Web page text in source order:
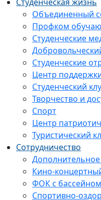
Объединенный
Профком
Студенческие
Студенческие
Центр
Студенческий
Творчество и
Спорт
Центр
Туристический
Сотрудничество
Кино-
ФОК с
Спортивно-